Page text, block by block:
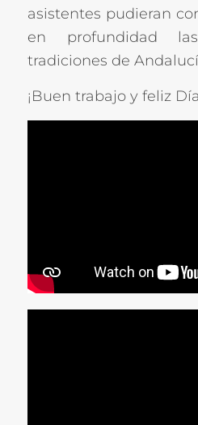
asistentes pudieran
en profundidad
tradiciones de
¡Buen trabajo y feliz